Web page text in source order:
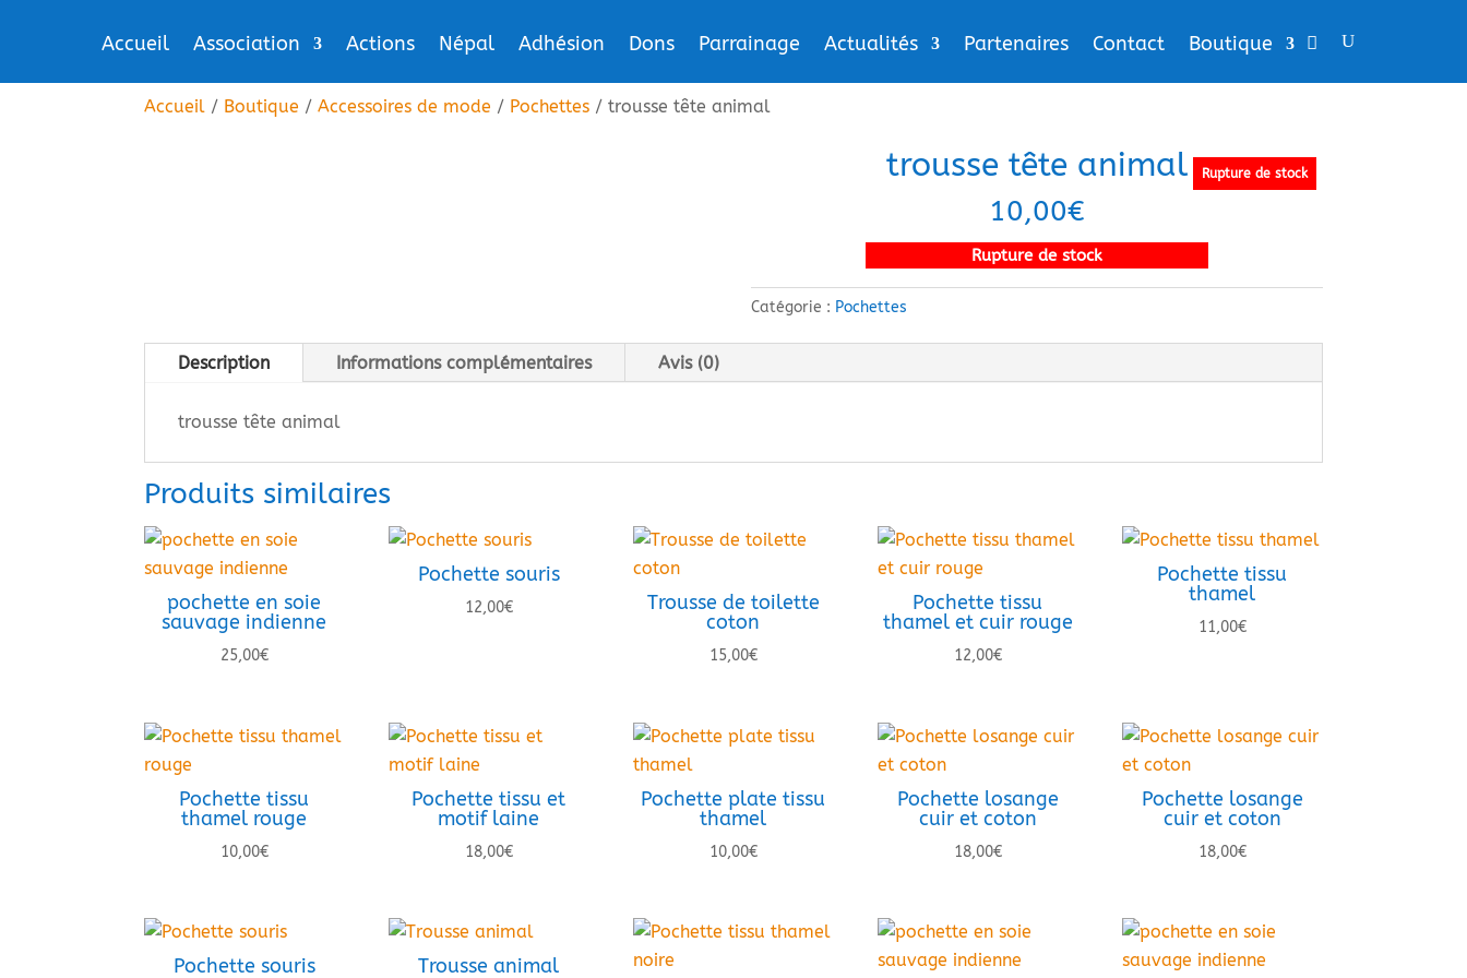
Accueil Association Actions Népal Adhésion Dons Parrainage Actualités Partenaires Contact Boutique
Accueil / Boutique / Accessoires de mode / Pochettes / trousse tête animal
trousse tête animal
10,00€
Rupture de stock
Rupture de stock
Catégorie : Pochettes
Description Informations complémentaires Avis (0)
trousse tête animal
Produits similaires
pochette en soie
sauvage indienne
25,00€
Pochette souris
12,00€
Trousse de toilette
coton
15,00€
Pochette tissu
thamel et cuir rouge
12,00€
Pochette tissu
thamel
11,00€
Pochette tissu
thamel rouge
10,00€
Pochette tissu et
motif laine
18,00€
Pochette plate tissu
thamel
10,00€
Pochette losange
cuir et coton
18,00€
Pochette losange
cuir et coton
18,00€
Pochette souris Trousse animal